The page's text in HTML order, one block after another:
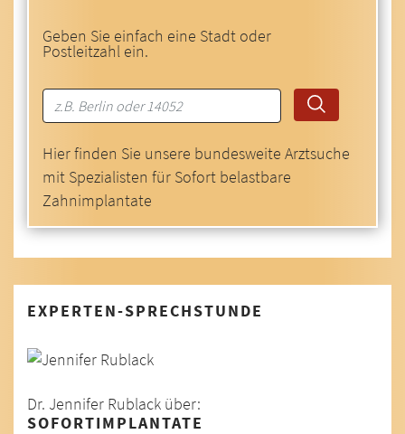
Geben Sie einfach eine Stadt oder
Postleitzahl ein.
Hier finden Sie unsere bundesweite Arztsuche
mit Spezialisten für Sofort belastbare
Zahnimplantate
EXPERTEN-SPRECHSTUNDE
Dr. Jennifer Rublack über:
SOFORTIMPLANTATE